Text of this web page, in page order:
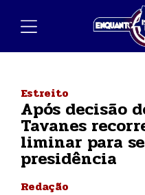
Estreito
Após decisão
Tavanes
liminar para
presidência
Redação